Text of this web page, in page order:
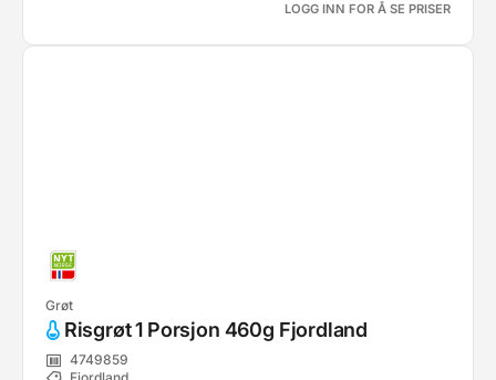
LOGG INN FOR Å SE PRISER
Grøt
Risgrøt 1 Porsjon 460g Fjordland
4749859